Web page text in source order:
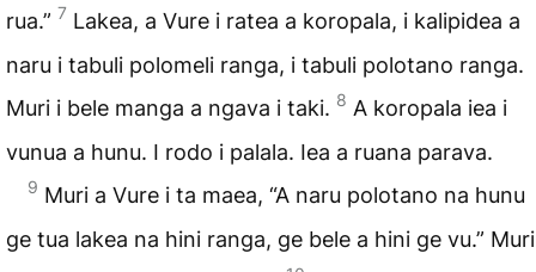
rua.” 7 Lakea, a Vure i ratea a koropala, i kalipidea a
naru i tabuli polomeli ranga, i tabuli polotano ranga.
Muri i bele manga a ngava i taki. 8 A koropala iea i
vunua a hunu. I rodo i palala. Iea a ruana parava.
9 Muri a Vure i ta maea, “A naru polotano na hunu
ge tua lakea na hini ranga, ge bele a hini ge vu.” Muri